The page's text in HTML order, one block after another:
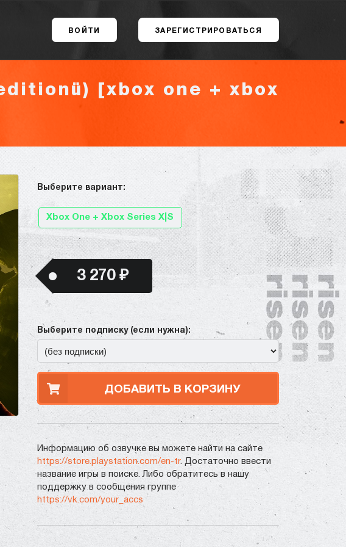
ВОЙТИ ЗАРЕГИСТРИРОВАТЬСЯ
[xbox one + xbox
Выберите вариант:
Xbox One + Xbox Series X|S
3 270 ₽
Выберите подписку (если нужна):
ДОБАВИТЬ В КОРЗИНУ
Информацию об озвучке вы можете найти на сайте
https://store.playstation.com/en-tr. Достаточно ввести
название игры в поиске. Либо обратитесь в нашу
поддержку в сообщения группе
https://vk.com/your_accs